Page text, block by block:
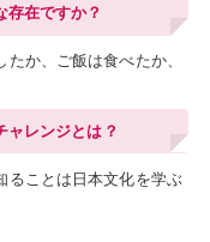
存在ですか？
か、ご飯は食べたか、
ャレンジとは？
ることは日本文化を学ぶ